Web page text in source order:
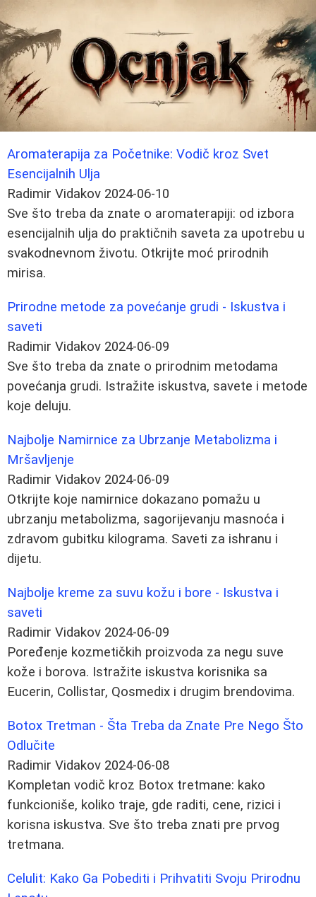
Aromaterapija za Početnike: Vodič kroz Svet
Esencijalnih Ulja
Radimir Vidakov 2024-06-10
Sve što treba da znate o aromaterapiji: od izbora
esencijalnih ulja do praktičnih saveta za upotrebu u
svakodnevnom životu. Otkrijte moć prirodnih
mirisa.
Prirodne metode za povećanje grudi - Iskustva i
saveti
Radimir Vidakov 2024-06-09
Sve što treba da znate o prirodnim metodama
povećanja grudi. Istražite iskustva, savete i metode
koje deluju.
Najbolje Namirnice za Ubrzanje Metabolizma i
Mršavljenje
Radimir Vidakov 2024-06-09
Otkrijte koje namirnice dokazano pomažu u
ubrzanju metabolizma, sagorijevanju masnoća i
zdravom gubitku kilograma. Saveti za ishranu i
dijetu.
Najbolje kreme za suvu kožu i bore - Iskustva i
saveti
Radimir Vidakov 2024-06-09
Poređenje kozmetičkih proizvoda za negu suve
kože i borova. Istražite iskustva korisnika sa
Eucerin, Collistar, Qosmedix i drugim brendovima.
Botox Tretman - Šta Treba da Znate Pre Nego Što
Odlučite
Radimir Vidakov 2024-06-08
Kompletan vodič kroz Botox tretmane: kako
funkcioniše, koliko traje, gde raditi, cene, rizici i
korisna iskustva. Sve što treba znati pre prvog
tretmana.
Celulit: Kako Ga Pobediti i Prihvatiti Svoju Prirodnu